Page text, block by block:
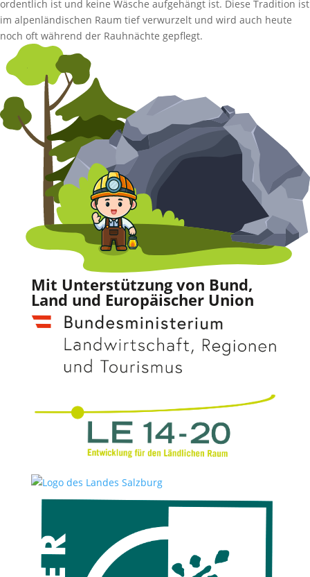
ordentlich ist und keine Wäsche aufgehängt ist. Diese Tradition ist
im alpenländischen Raum tief verwurzelt und wird auch heute
noch oft während der Rauhnächte gepflegt.
Mit Unterstützung von Bund,
Land und Europäischer Union